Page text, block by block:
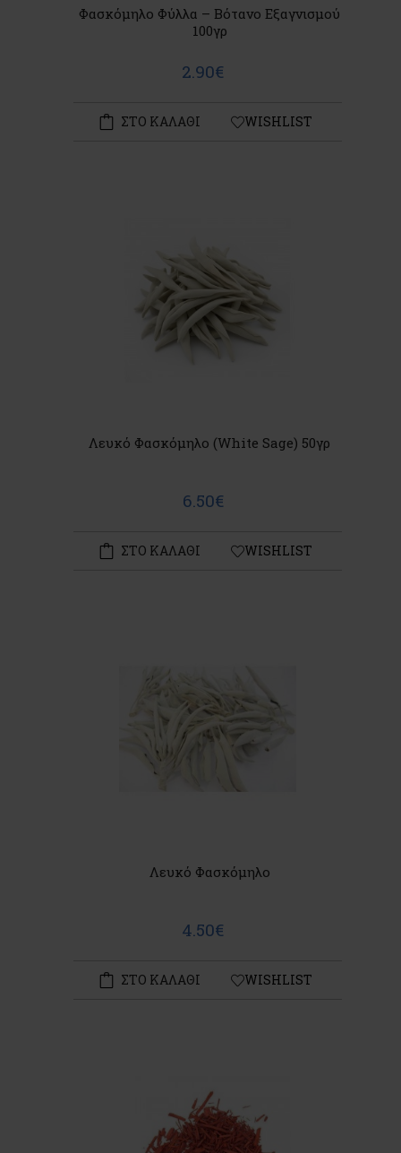
Φασκόμηλο Φύλλα – Βότανο Εξαγνισμού
100γρ
2.90€
ΣΤΟ ΚΑΛΑΘΙ WISHLIST
Λευκό Φασκόμηλο (White Sage) 50γρ
6.50€
ΣΤΟ ΚΑΛΑΘΙ WISHLIST
Λευκό Φασκόμηλο
4.50€
ΣΤΟ ΚΑΛΑΘΙ WISHLIST